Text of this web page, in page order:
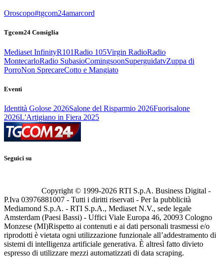
Oroscopo#tgcom24amarcord
Tgcom24 Consiglia
Mediaset InfinityR101Radio 105Virgin RadioRadio
MontecarloRadio SubasioComingsoonSuperguidatvZuppa di
PorroNon SprecareCotto e Mangiato
Eventi
Identità Golose 2026Salone del Risparmio 2026Fuorisalone
2026L'Artigiano in Fiera 2025
Seguici su
Copyright © 1999-2026 RTI S.p.A. Business Digital -
P.Iva 03976881007 - Tutti i diritti riservati - Per la pubblicità
Mediamond S.p.A. - RTI S.p.A., Mediaset N.V., sede legale
Amsterdam (Paesi Bassi) - Uffici Viale Europa 46, 20093 Cologno
Monzese (MI)Rispetto ai contenuti e ai dati personali trasmessi e/o
riprodotti è vietata ogni utilizzazione funzionale all’addestramento di
sistemi di intelligenza artificiale generativa. È altresì fatto divieto
espresso di utilizzare mezzi automatizzati di data scraping.